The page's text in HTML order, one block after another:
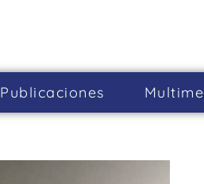
Publicaciones